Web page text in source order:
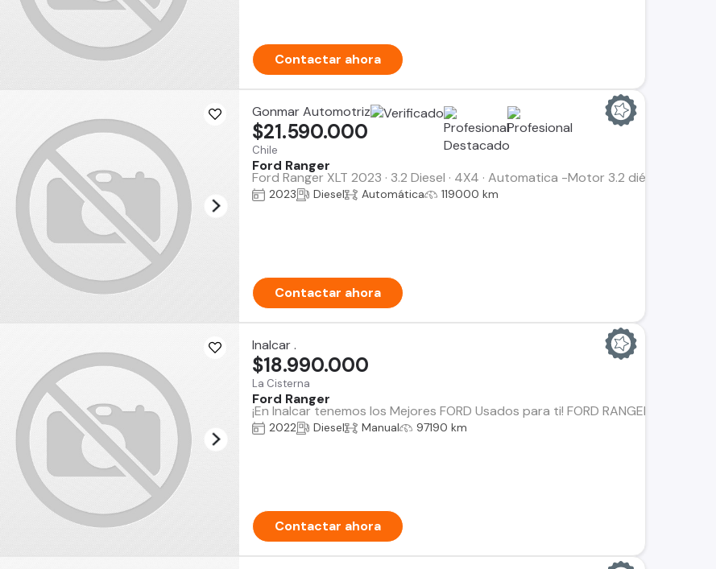
Contactar ahora
Gonmar Automotriz
Chile
Ford Ranger
Ford Ranger XLT 2023 · 3.2 Diesel · 4X4 · Automatica -Motor 3.2 diésel -
$21.590.000
2023 Diesel Automática 119000 km
Contactar ahora
Inalcar .
La Cisterna
Ford Ranger
¡En Inalcar tenemos los Mejores FORD Usados para ti! FORD RANGER XLT
$18.990.000
2022 Diesel Manual 97190 km
Contactar ahora